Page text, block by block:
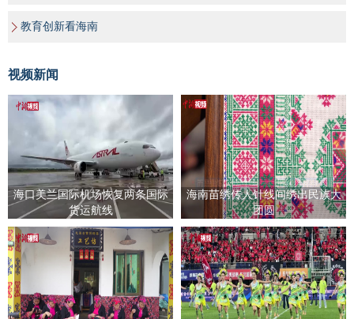
教育创新看海南
视频新闻
海口美兰国际机场恢复两条国际
货运航线
海南苗绣传人针线间绣出民族大
团圆